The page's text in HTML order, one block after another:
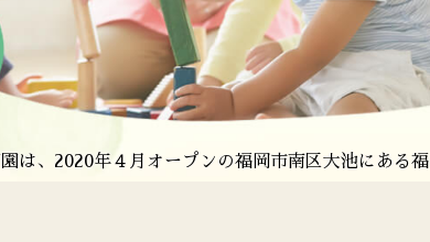
は、2020年４月オープンの福岡市西区愛宕にある
西区に全室個室の特別養護 老人ホームを中心とした
は、2020年４月オープンの福岡市南区大池にある
老人ホームを中心とした